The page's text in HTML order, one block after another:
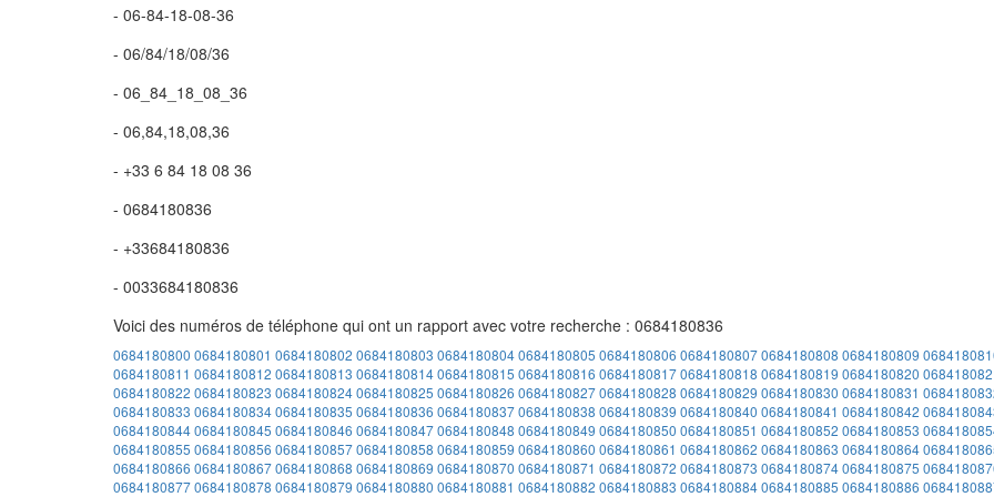
- 06-84-18-08-36
- 06/84/18/08/36
- 06_84_18_08_36
- 06,84,18,08,36
- +33 6 84 18 08 36
- 0684180836
- +33684180836
- 0033684180836
Voici des numéros de téléphone qui ont un rapport avec votre recherche : 0684180836
0684180800 0684180801 0684180802 0684180803 06841808040684180805 0684180806 06841808070684180808 0684180809
0684180811 0684180812 0684180813 06841808140684180815 0684180816 06841808170684180818 0684180819 0684180820
0684180822 0684180823 06841808240684180825 0684180826 06841808270684180828 0684180829 0684180830 0684180831
0684180833 06841808340684180835 0684180836 06841808370684180838 0684180839 0684180840 0684180841 0684180842
06841808440684180845 0684180846 06841808470684180848 0684180849 0684180850 0684180851 0684180852 0684180853
0684180855 0684180856 06841808570684180858 0684180859 0684180860 0684180861 0684180862 0684180863 0684180864
0684180866 06841808670684180868 0684180869 0684180870 0684180871 0684180872 0684180873 06841808740684180875
06841808770684180878 0684180879 0684180880 0684180881 0684180882 0684180883 06841808840684180885 0684180886